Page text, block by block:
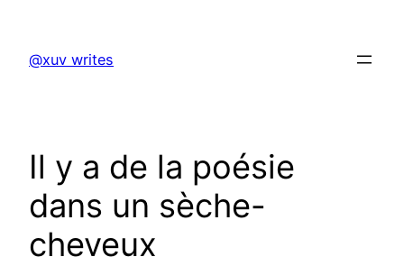
content
@xuv writes
Il y a de la poésie
dans un sèche-
cheveux